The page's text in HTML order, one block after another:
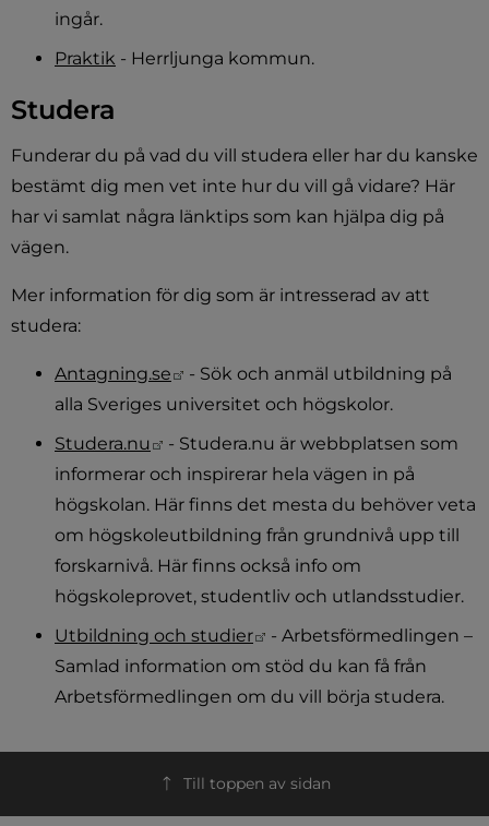
ingår.
Praktik - Herrljunga kommun.
Studera
Funderar du på vad du vill studera eller har du kanske
bestämt dig men vet inte hur du vill gå vidare? Här
har vi samlat några länktips som kan hjälpa dig på
vägen.
Mer information för dig som är intresserad av att
studera:
Antagning.se Länk till annan webbplats.
- Sök och anmäl utbildning på
alla Sveriges universitet och högskolor.
Studera.nu
Länk till annan webbplats.
- Studera.nu är webbplatsen som
informerar och inspirerar hela vägen in på
högskolan. Här finns det mesta du behöver veta
om högskoleutbildning från grundnivå upp till
forskarnivå. Här finns också info om
högskoleprovet, studentliv och utlandsstudier.
Utbildning och studier
Länk till annan
- Arbetsförmedlingen –
Samlad information om stöd du kan få från
Arbetsförmedlingen om du vill börja studera.
Till toppen av sidan